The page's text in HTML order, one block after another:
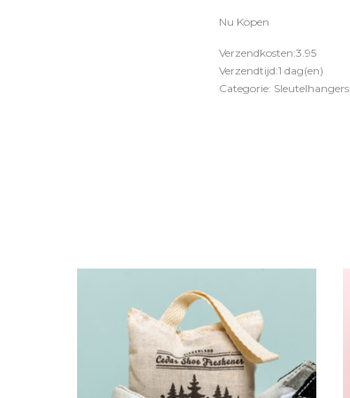
Nu Kopen
Verzendkosten:3.95
Verzendtijd:1 dag(en)
Categorie: Sleutelhangers